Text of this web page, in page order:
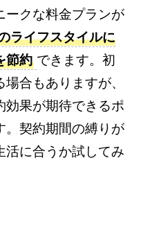
ークな料金プランが
ライフスタイルに
節約 できます。初
合もありますが、
効果が期待できるポ
。契約期間の縛りが
活に合うか試してみ